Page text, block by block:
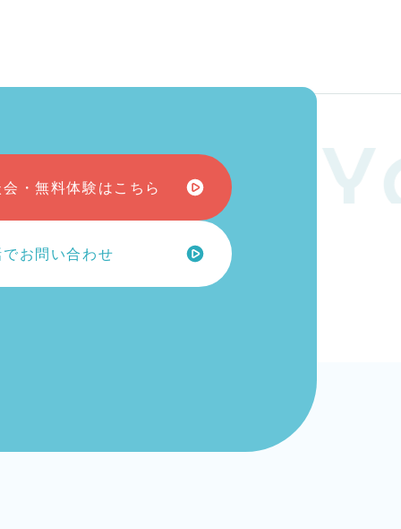
・無料体験はこちら
お問い合わせ